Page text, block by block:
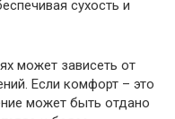
сухость и
может зависеть от
Если комфорт – это
может быть отдано